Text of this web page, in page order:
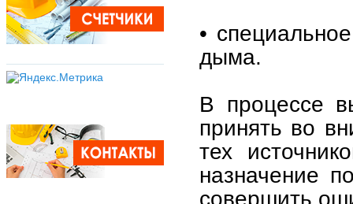
•
дыма.
В процессе
принять во
тех
назначение
совершить